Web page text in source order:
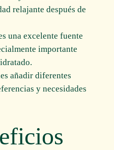
relajante después de
una excelente fuente
importante
añadir diferentes
y necesidades